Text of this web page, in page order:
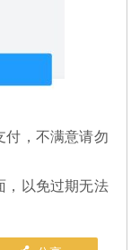
付，不满意请勿
，以免过期无法